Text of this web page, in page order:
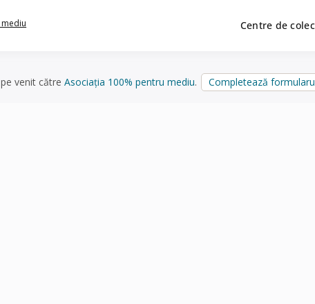
Centre de
venit către Asociația 100% pentru mediu. Completează